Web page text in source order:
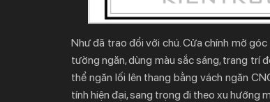
Như đã trao đổi với chú. Cửa chính mở
tường ngăn, dùng màu sắc sáng, trang trí
thể ngăn lối lên thang bằng vách ngăn
tính hiện đại, sang trọng đi theo xu hướng